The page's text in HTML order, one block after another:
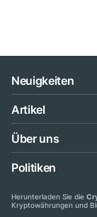
Neuigkeiten
Artikel
Über uns
Politiken
Herunterladen Sie die
Kryptowährungen und